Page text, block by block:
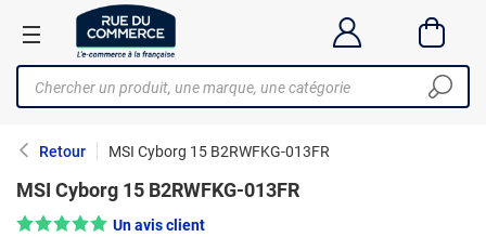
Retour MSI Cyborg 15 B2RWFKG-013FR
MSI Cyborg 15 B2RWFKG-013FR
Note : 5/5 — Un avis client